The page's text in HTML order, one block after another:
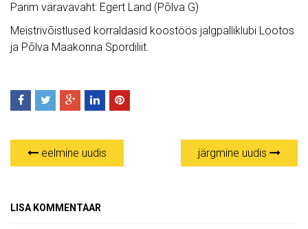
Parim väravavaht: Egert Land (Põlva G)
Meistrivõistlused korraldasid koostöös jalgpalliklubi Lootos
ja Põlva Maakonna Spordiliit.
eelmine uudis järgmine uudis
LISA KOMMENTAAR